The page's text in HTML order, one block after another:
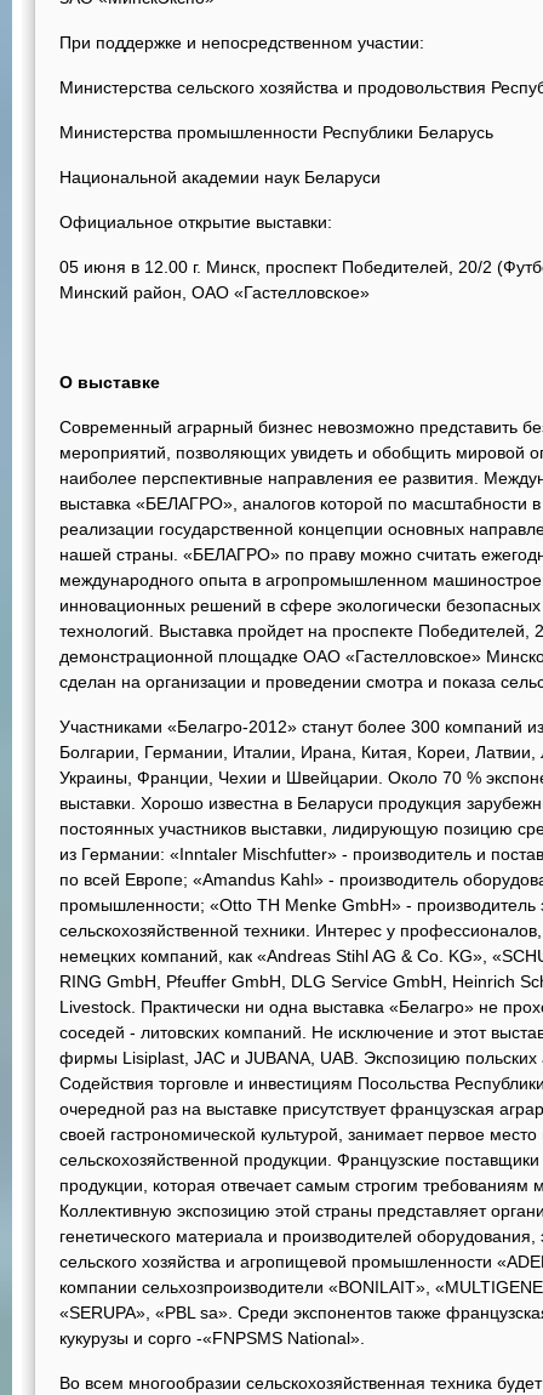
При поддержке и непосредственном участии:
Министерства сельского хозяйства и продовольствия
Министерства промышленности Республики Беларусь
Национальной академии наук Беларуси
Официальное открытие выставки:
05 июня в 12.00 г. Минск, проспект Победителей, 20/2
Минский район, ОАО «Гастелловское»
О выставке
Современный аграрный бизнес невозможно представить
мероприятий, позволяющих увидеть и обобщить мировой
наиболее перспективные направления ее развития.
выставка «БЕЛАГРО», аналогов которой по масштабности
реализации государственной концепции основных
нашей страны. «БЕЛАГРО» по праву можно считать
международного опыта в агропромышленном
инновационных решений в сфере экологически
технологий. Выставка пройдет на проспекте
демонстрационной площадке ОАО «Гастелловское»
сделан на организации и проведении смотра и показа
Участниками «Белагро-2012» станут более 300 компаний
Болгарии, Германии, Италии, Ирана, Китая, Кореи,
Украины, Франции, Чехии и Швейцарии. Около 70 %
выставки. Хорошо известна в Беларуси продукция
постоянных участников выставки, лидирующую позицию
из Германии: «Inntaler Mischfutter» - производитель и
по всей Европе; «Amandus Kahl» - производитель
промышленности; «Otto TH Menke GmbH» - производитель
сельскохозяйственной техники. Интерес у
немецких компаний, как «Andreas Stihl AG & Co. KG»,
RING GmbH, Pfeuffer GmbH, DLG Service GmbH, Heinrich
Livestock. Практически ни одна выставка «Белагро» не
соседей - литовских компаний. Не исключение и этот
фирмы Lisiplast, JAC и JUBANA, UAB. Экспозицию польских
Содействия торговле и инвестициям Посольства
очередной раз на выставке присутствует французская
своей гастрономической культурой, занимает первое
сельскохозяйственной продукции. Французские
продукции, которая отвечает самым строгим
Коллективную экспозицию этой страны представляет
генетического материала и производителей
сельского хозяйства и агропищевой промышленности
компании сельхозпроизводители «BONILAIT»,
«SERUPA», «PBL sa». Среди экспонентов также
кукурузы и сорго -«FNPSMS National».
Во всем многообразии сельскохозяйственная техника